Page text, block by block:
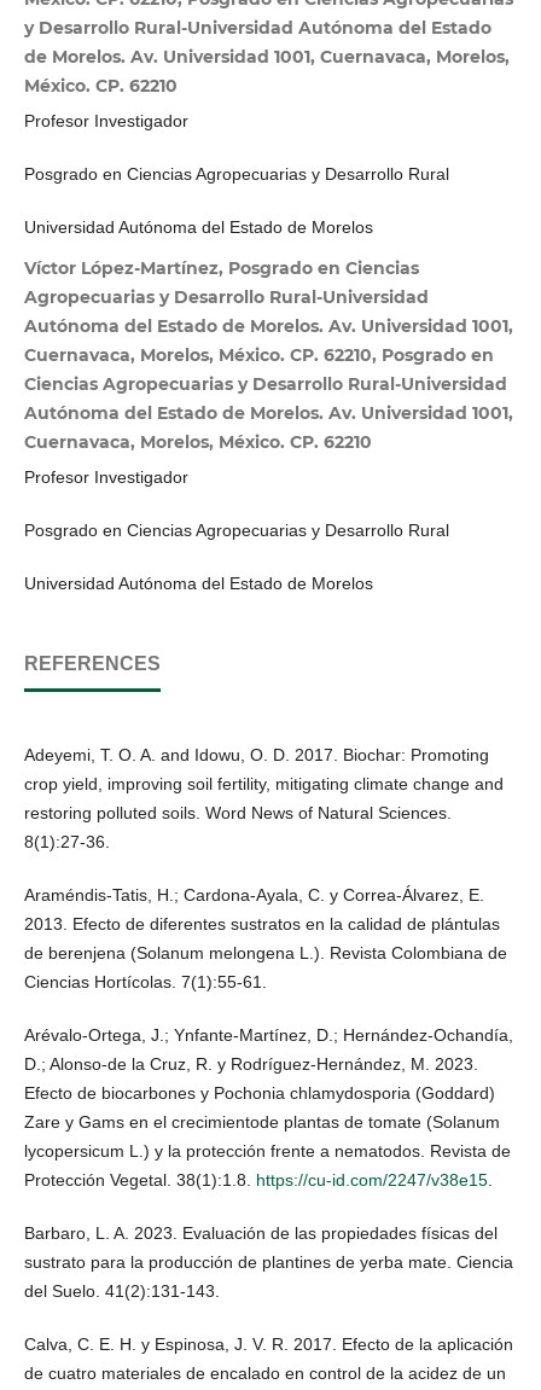
y Desarrollo Rural-Universidad Autónoma del Estado
de Morelos. Av. Universidad 1001, Cuernavaca, Morelos,
México. CP. 62210
Profesor Investigador
Posgrado en Ciencias Agropecuarias y Desarrollo Rural
Universidad Autónoma del Estado de Morelos
Víctor López-Martínez, Posgrado en Ciencias
Agropecuarias y Desarrollo Rural-Universidad
Autónoma del Estado de Morelos. Av. Universidad 1001,
Cuernavaca, Morelos, México. CP. 62210, Posgrado en
Ciencias Agropecuarias y Desarrollo Rural-Universidad
Autónoma del Estado de Morelos. Av. Universidad 1001,
Cuernavaca, Morelos, México. CP. 62210
Profesor Investigador
Posgrado en Ciencias Agropecuarias y Desarrollo Rural
Universidad Autónoma del Estado de Morelos
REFERENCES
Adeyemi, T. O. A. and Idowu, O. D. 2017. Biochar: Promoting
crop yield, improving soil fertility, mitigating climate change and
restoring polluted soils. Word News of Natural Sciences.
8(1):27-36.
Araméndis-Tatis, H.; Cardona-Ayala, C. y Correa-Álvarez, E.
2013. Efecto de diferentes sustratos en la calidad de plántulas
de berenjena (Solanum melongena L.). Revista Colombiana de
Ciencias Hortícolas. 7(1):55-61.
Arévalo-Ortega, J.; Ynfante-Martínez, D.; Hernández-Ochandía,
D.; Alonso-de la Cruz, R. y Rodríguez-Hernández, M. 2023.
Efecto de biocarbones y Pochonia chlamydosporia (Goddard)
Zare y Gams en el crecimientode plantas de tomate (Solanum
lycopersicum L.) y la protección frente a nematodos. Revista de
Protección Vegetal. 38(1):1.8. https://cu-id.com/2247/v38e15
Barbaro, L. A. 2023. Evaluación de las propiedades físicas del
sustrato para la producción de plantines de yerba mate. Ciencia
del Suelo. 41(2):131-143.
Calva, C. E. H. y Espinosa, J. V. R. 2017. Efecto de la aplicación
de cuatro materiales de encalado en control de la acidez de un